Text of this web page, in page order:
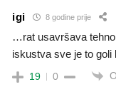
igi 8 godine prije
…rat usavršava
iskustva sve je to
19 0